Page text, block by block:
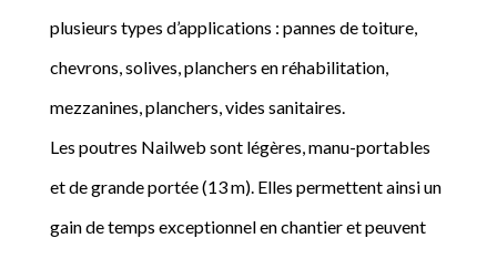
plusieurs types d’applications : pannes de toiture,
chevrons, solives, planchers en réhabilitation,
mezzanines, planchers, vides sanitaires.
Les poutres Nailweb sont légères, manu-portables
et de grande portée (13 m). Elles permettent ainsi un
gain de temps exceptionnel en chantier et peuvent